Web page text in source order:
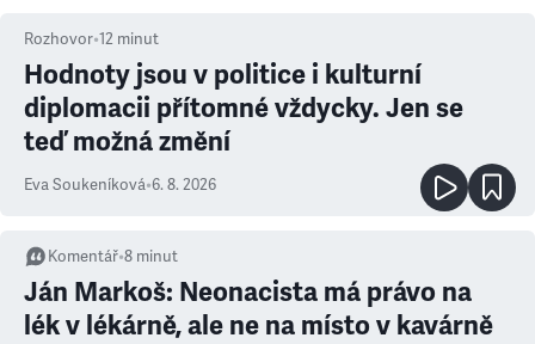
Rozhovor•12 minut
Hodnoty jsou v politice i kulturní
diplomacii přítomné vždycky. Jen se
teď možná změní
Eva Soukeníková•6. 8. 2026
Komentář•8 minut
Ján Markoš: Neonacista má právo na
lék v lékárně, ale ne na místo v kavárně